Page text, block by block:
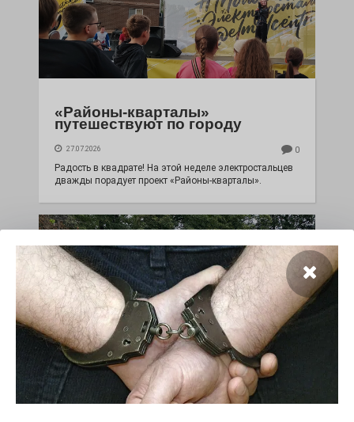
«Районы-кварталы»
путешествуют по городу
27.07.2026 0
Радость в квадрате! На этой неделе электростальцев
дважды порадует проект «Районы-кварталы».
100 футов под килем!